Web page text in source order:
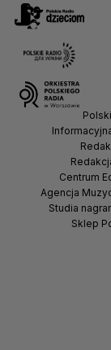
Centrum
Agencja
Studia
Sklep